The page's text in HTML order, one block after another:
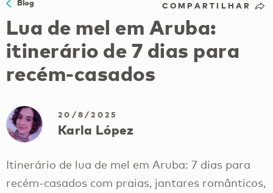
Blog COMPARTILHAR
Lua de mel em Aruba:
itinerário de 7 dias para
recém-casados
20/8/2025
Karla López
Itinerário de lua de mel em Aruba: 7 dias para
recém-casados com praias, jantares românticos,